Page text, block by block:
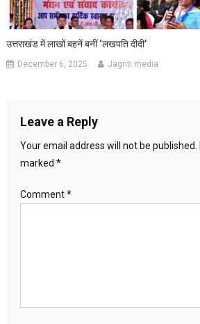
उत्तराखंड में लाखों बहनें बनीं ‘लखपति दीदी’
December 6, 2025 Jagriti media
Leave a Reply
Your email address will not be published.
marked *
Comment*